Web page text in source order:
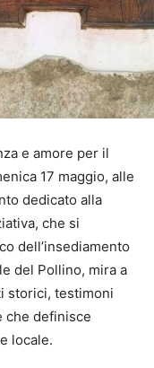
e amore per il
17 maggio, alle
dedicato alla
che si
dell’insediamento
del Pollino, mira a
storici, testimoni
che definisce
locale.